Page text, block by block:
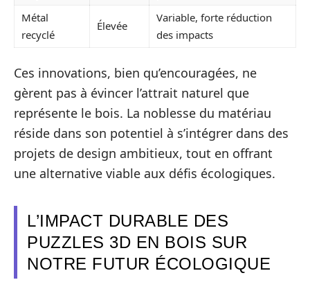
Métal
recyclé
Élevée
Variable, forte réduction
des impacts
Ces innovations, bien qu’encouragées, ne
gèrent pas à évincer l’attrait naturel que
représente le bois. La noblesse du matériau
réside dans son potentiel à s’intégrer dans des
projets de design ambitieux, tout en offrant
une alternative viable aux défis écologiques.
L’IMPACT DURABLE DES
PUZZLES 3D EN BOIS SUR
NOTRE FUTUR ÉCOLOGIQUE